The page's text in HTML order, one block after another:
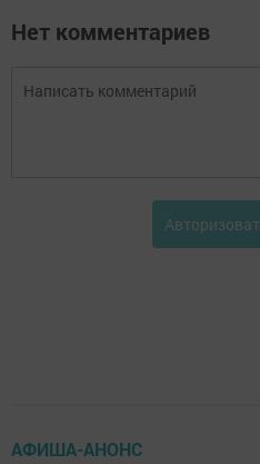
Нет комментариев
АФИША-АНОНС